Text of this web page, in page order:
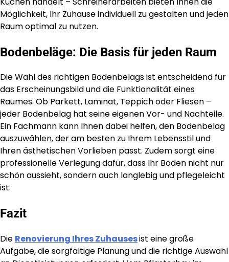
Möglichkeit, Ihr Zuhause individuell zu gestalten und jeden
Raum optimal zu nutzen.
Bodenbeläge: Die Basis für jeden Raum
Die Wahl des richtigen Bodenbelags ist entscheidend für
das Erscheinungsbild und die Funktionalität eines
Raumes. Ob Parkett, Laminat, Teppich oder Fliesen –
jeder Bodenbelag hat seine eigenen Vor- und Nachteile.
Ein Fachmann kann Ihnen dabei helfen, den Bodenbelag
auszuwählen, der am besten zu Ihrem Lebensstil und
Ihren ästhetischen Vorlieben passt. Zudem sorgt eine
professionelle Verlegung dafür, dass Ihr Boden nicht nur
schön aussieht, sondern auch langlebig und pflegeleicht
ist.
Fazit
Die Renovierung Ihres Zuhausesist eine große
Aufgabe, die sorgfältige Planung und die richtige Auswahl